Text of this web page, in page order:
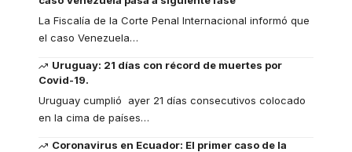
La Fiscalía de la Corte Penal Internacional informó que
el caso Venezuela…
Uruguay: 21 días con récord de muertes por
Covid-19.
Uruguay cumplió ayer 21 días consecutivos colocado
en la cima de países…
Coronavirus en Ecuador: El primer caso de la